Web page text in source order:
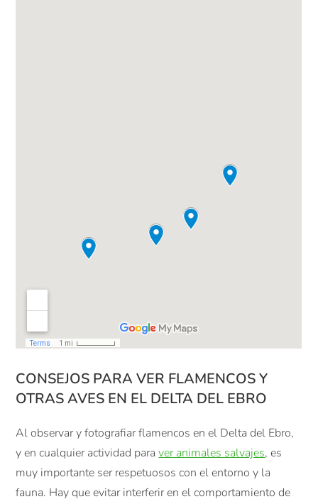
CONSEJOS PARA VER FLAMENCOS Y
OTRAS AVES EN EL DELTA DEL EBRO
Al observar y fotografiar flamencos en el Delta del Ebro,
y en cualquier actividad paraver animales salvajes, es
muy importante ser respetuosos con el entorno y la
fauna. Hay que evitar interferir en el comportamiento de